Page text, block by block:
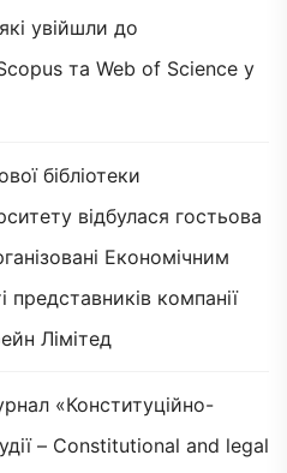
увійшли до
та Web of Science у
бібліотеки
відбулася гостьова
Економічним
представників компанії
Лімітед
«Конституційно-
– Constitutional and legal